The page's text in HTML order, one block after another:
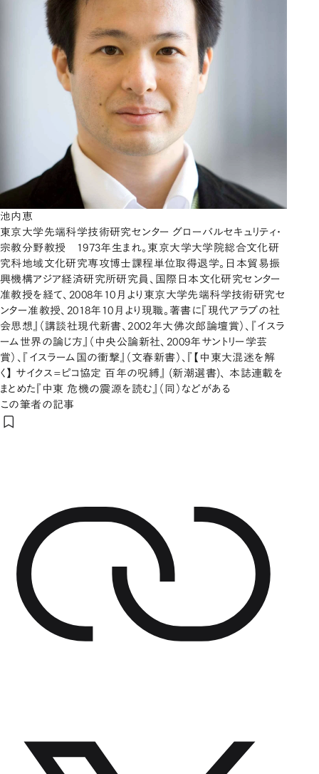
池内恵
東京大学先端科学技術研究センター グローバルセキュリティ・
宗教分野教授 1973年生まれ。東京大学大学院総合文化研
究科地域文化研究専攻博士課程単位取得退学。日本貿易振
興機構アジア経済研究所研究員、国際日本文化研究センター
准教授を経て、2008年10月より東京大学先端科学技術研究セ
ンター准教授、2018年10月より現職。著書に『現代アラブの社
会思想』（講談社現代新書、2002年大佛次郎論壇賞）、『イスラ
ーム世界の論じ方』（中央公論新社、2009年サントリー学芸
賞）、『イスラーム国の衝撃』（文春新書）、『【中東大混迷を解
く】 サイクス=ピコ協定 百年の呪縛』 (新潮選書)、 本誌連載を
まとめた『中東 危機の震源を読む』（同）などがある
この筆者の記事